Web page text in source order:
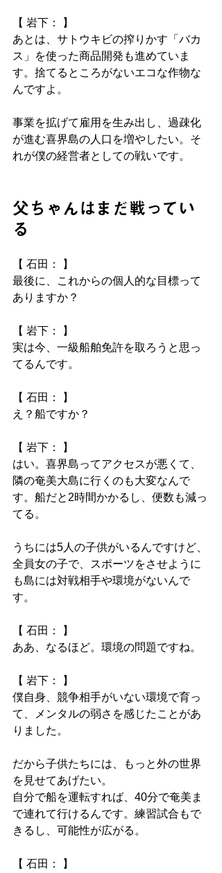
【 岩下： 】
あとは、サトウキビの搾りかす「バカ
ス」を使った商品開発も進めていま
す。捨てるところがないエコな作物な
んですよ。
事業を拡げて雇用を生み出し、過疎化
が進む喜界島の人口を増やしたい。そ
れが僕の経営者としての戦いです。
父ちゃんはまだ戦ってい
る
【 石田： 】
最後に、これからの個人的な目標って
ありますか？
【 岩下： 】
実は今、一級船舶免許を取ろうと思っ
てるんです。
【 石田： 】
え？船ですか？
【 岩下： 】
はい。喜界島ってアクセスが悪くて、
隣の奄美大島に行くのも大変なんで
す。船だと2時間かかるし、便数も減っ
てる。
うちには5人の子供がいるんですけど、
全員女の子で、スポーツをさせように
も島には対戦相手や環境がないんで
す。
【 石田： 】
ああ、なるほど。環境の問題ですね。
【 岩下： 】
僕自身、競争相手がいない環境で育っ
て、メンタルの弱さを感じたことがあ
りました。
だから子供たちには、もっと外の世界
を見せてあげたい。
自分で船を運転すれば、40分で奄美ま
で連れて行けるんです。練習試合もで
きるし、可能性が広がる。
【 石田： 】